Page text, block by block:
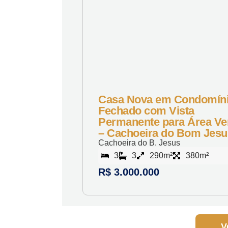
Casa Nova em
Fechado com Vista
Permanente para Área
– Cachoeira do Bom
Cachoeira do B. Jesus
3
3 290m² 380m²
R$ 3.000.000